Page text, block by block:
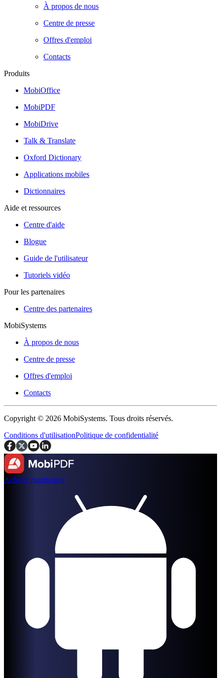
À propos de nous
Centre de presse
Offres d'emploi
Contacts
Produits
MobiOffice
MobiPDF
MobiDrive
Talk & Translate
Oxford Dictionary
Applications mobiles
Dictionnaires
Aide et ressources
Centre d'aide
Blogue
Guide de l'utilisateur
Tutoriels vidéo
Pour les partenaires
Centre des partenaires
MobiSystems
À propos de nous
Centre de presse
Offres d'emploi
Contacts
Copyright © 2026 MobiSystems. Tous droits réservés.
Conditions d'utilisationPolitique de confidentialité
Acheter maintenant